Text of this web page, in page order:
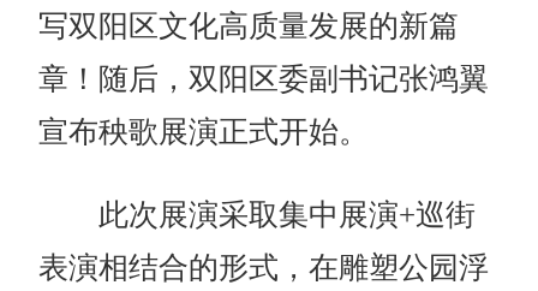
写双阳区文化高质量发展的新篇
章！随后，双阳区委副书记张鸿翼
宣布秧歌展演正式开始。
此次展演采取集中展演+巡街
表演相结合的形式，在雕塑公园浮